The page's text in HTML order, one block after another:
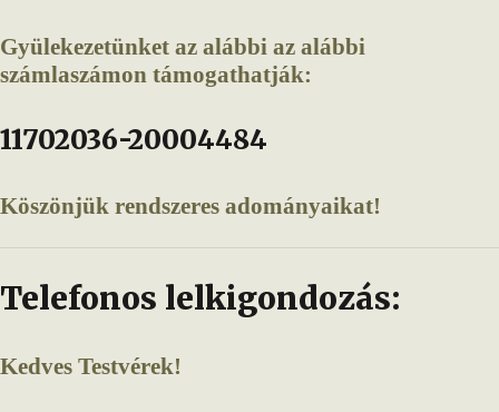
Gyülekezetünket az alábbi az alábbi
számlaszámon támogathatják:
11702036-20004484
Köszönjük rendszeres adományaikat!
Telefonos lelkigondozás:
Kedves Testvérek!